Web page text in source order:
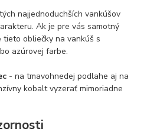
najjednoduchších vankúšov
Ak je pre vás samotný
tieto obliečky na vankúš s
azúrovej farbe.
- na tmavohnedej podlahe aj na
kobalt vyzerať mimoriadne